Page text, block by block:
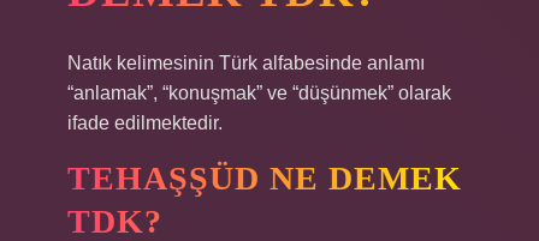
Natık kelimesinin Türk alfabesinde anlamı
“anlamak”, “konuşmak” ve “düşünmek” olarak
ifade edilmektedir.
TEHAŞŞÜD NE DEMEK
TDK?